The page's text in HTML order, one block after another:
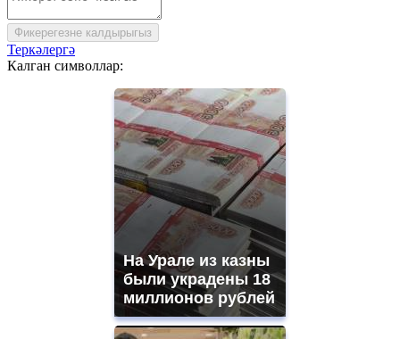
Фикерегезне калдырыгыз
Теркәлергә
Калган символлар:
На Урале из казны
были украдены 18
миллионов рублей